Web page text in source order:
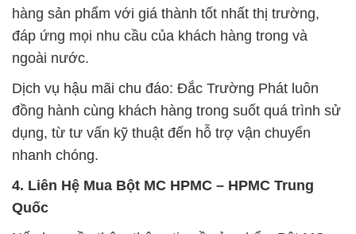
hàng sản phẩm với giá thành tốt nhất thị trường,
đáp ứng mọi nhu cầu của khách hàng trong và
ngoài nước.
Dịch vụ hậu mãi chu đáo: Đắc Trường Phát luôn
đồng hành cùng khách hàng trong suốt quá trình sử
dụng, từ tư vấn kỹ thuật đến hỗ trợ vận chuyển
nhanh chóng.
4. Liên Hệ Mua Bột MC HPMC – HPMC Trung
Quốc